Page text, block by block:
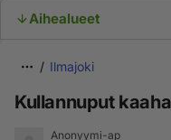
Aihealueet
Ilmajoki
Kullannuput
Anonyymi-ap